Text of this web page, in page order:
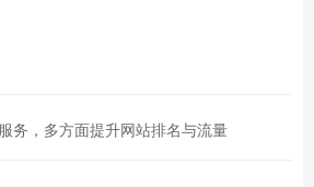
务，多方面提升网站排名与流量